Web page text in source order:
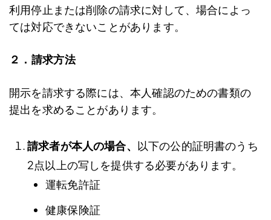
利用停止または削除の請求に対して、場合によっ
ては対応できないことがあります。
２．請求方法
開示を請求する際には、本人確認のための書類の
提出を求めることがあります。
請求者が本人の場合、 以下の公的証明書のうち
2点以上の写しを提供する必要があります。
運転免許証
健康保険証